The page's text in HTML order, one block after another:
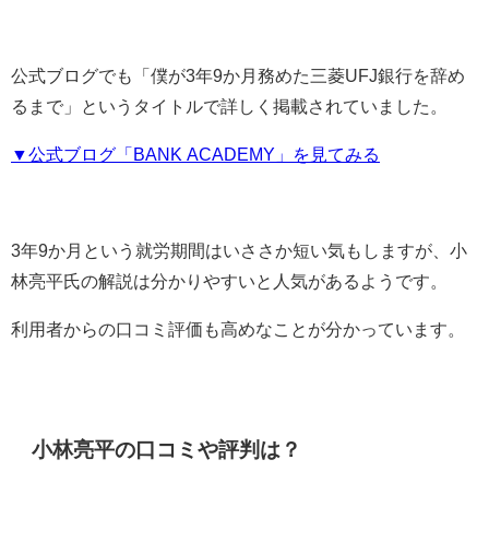
公式ブログでも「僕が3年9か月務めた三菱UFJ銀行を辞め
るまで」というタイトルで詳しく掲載されていました。
▼公式ブログ「BANK ACADEMY」を見てみる
3年9か月という就労期間はいささか短い気もしますが、小
林亮平氏の解説は分かりやすいと人気があるようです。
利用者からの口コミ評価も高めなことが分かっています。
小林亮平の口コミや評判は？